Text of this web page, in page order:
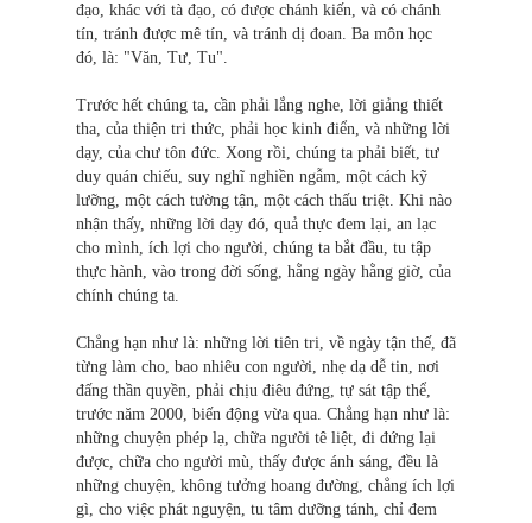
đạo, khác với tà đạo, có được chánh kiến, và có chánh
tín, tránh được mê tín, và tránh dị đoan. Ba môn học
đó, là: "Văn, Tư, Tu".
Trước hết chúng ta, cần phải lắng nghe, lời giảng thiết
tha, của thiện tri thức, phải học kinh điển, và những lời
dạy, của chư tôn đức. Xong rồi, chúng ta phải biết, tư
duy quán chiếu, suy nghĩ nghiền ngẫm, một cách kỹ
lưỡng, một cách tường tận, một cách thấu triệt. Khi nào
nhận thấy, những lời dạy đó, quả thực đem lại, an lạc
cho mình, ích lợi cho người, chúng ta bắt đầu, tu tập
thực hành, vào trong đời sống, hằng ngày hằng giờ, của
chính chúng ta.
Chẳng hạn như là: những lời tiên tri, về ngày tận thế, đã
từng làm cho, bao nhiêu con người, nhẹ dạ dễ tin, nơi
đấng thần quyền, phải chịu điêu đứng, tự sát tập thể,
trước năm 2000, biến động vừa qua. Chẳng hạn như là:
những chuyện phép lạ, chữa người tê liệt, đi đứng lại
được, chữa cho người mù, thấy được ánh sáng, đều là
những chuyện, không tưởng hoang đường, chẳng ích lợi
gì, cho việc phát nguyện, tu tâm dưỡng tánh, chỉ đem